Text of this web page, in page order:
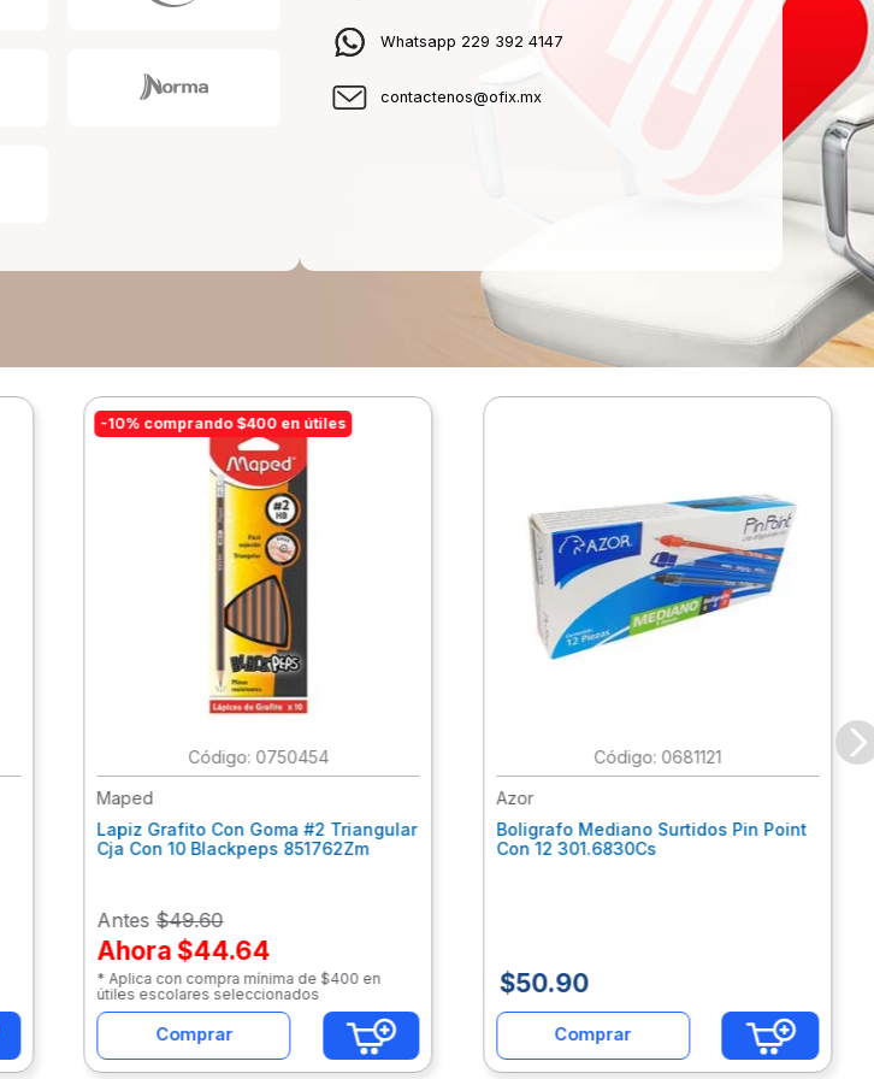
Whatsapp 229 392 4147
contactenos@ofix.mx
-10% comprando $400 en útiles
: 0750454
Maped
Lapiz Grafito Con Goma #2 Triangular
Cja Con 10 Blackpeps 851762Zm
Antes$49.60
Ahora$44.64
* Aplica con compra mínima de $400 en
útiles escolares seleccionados
Comprar
: 0681121
Azor
Boligrafo Mediano Surtidos Pin Point
Con 12 301.6830Cs
$50.90
Comprar